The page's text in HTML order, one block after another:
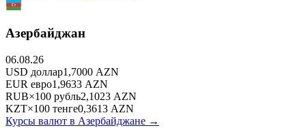
Азербайджан
06.08.26
USD доллар1,7000 AZN
EUR евро1,9633 AZN
RUB×100 рубль2,1023 AZN
KZT×100 тенге0,3613 AZN
Курсы валют в Азербайджане →